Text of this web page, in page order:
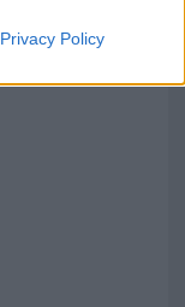
Privacy Policy